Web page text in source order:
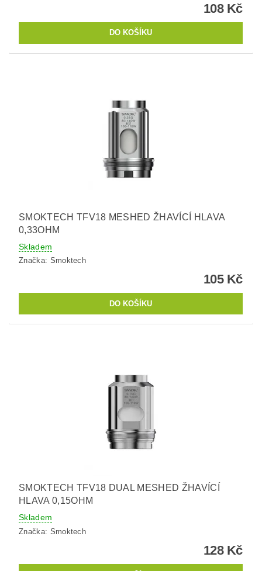
108 Kč
SMOKTECH TFV18 MESHED ŽHAVÍCÍ HLAVA
0,33OHM
Skladem
Značka: Smoktech
105 Kč
SMOKTECH TFV18 DUAL MESHED ŽHAVÍCÍ
HLAVA 0,15OHM
Skladem
Značka: Smoktech
128 Kč